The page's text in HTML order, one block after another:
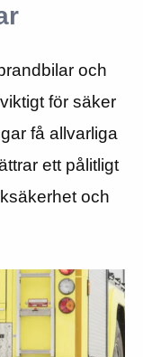
och
för säker
få allvarliga
ett pålitligt
och